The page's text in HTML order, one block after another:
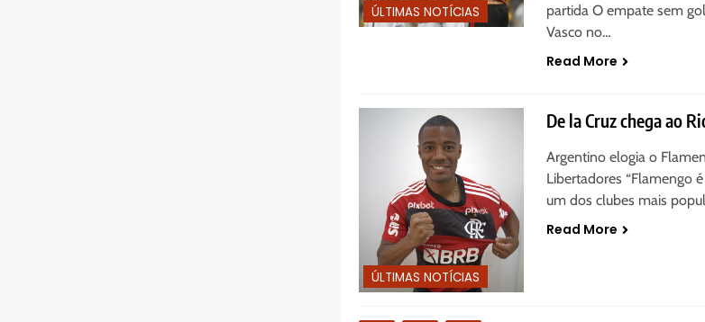
ÚLTIMAS NOTÍCIAS
partida O empate sem
Vasco no…
Read More
ÚLTIMAS NOTÍCIAS
De la Cruz chega ao
Argentino elogia o
Libertadores “Flamengo
um dos clubes mais
Read More